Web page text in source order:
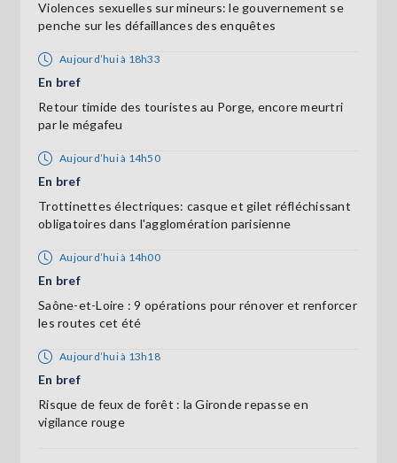
Violences sexuelles sur mineurs: le gouvernement se
penche sur les défaillances des enquêtes
Aujourd’hui à 18h33
En bref
Retour timide des touristes au Porge, encore meurtri
par le mégafeu
Aujourd’hui à 14h50
En bref
Trottinettes électriques: casque et gilet réfléchissant
obligatoires dans l'agglomération parisienne
Aujourd’hui à 14h00
En bref
Saône-et-Loire : 9 opérations pour rénover et renforcer
les routes cet été
Aujourd’hui à 13h18
En bref
Risque de feux de forêt : la Gironde repasse en
vigilance rouge